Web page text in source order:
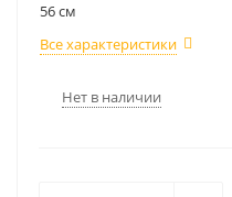
56 см
Все характеристики
Нет в наличии